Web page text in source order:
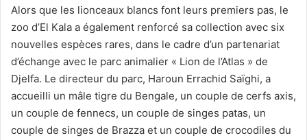
Alors que les lionceaux blancs font leurs premiers pas, le
zoo d’El Kala a également renforcé sa collection avec six
nouvelles espèces rares, dans le cadre d’un partenariat
d’échange avec le parc animalier « Lion de l’Atlas » de
Djelfa. Le directeur du parc, Haroun Errachid Saïghi, a
accueilli un mâle tigre du Bengale, un couple de cerfs axis,
un couple de fennecs, un couple de singes patas, un
couple de singes de Brazza et un couple de crocodiles du